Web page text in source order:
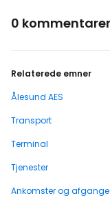
0 kommentarer
Relaterede emner
Ålesund AES
Transport
Terminal
Tjenester
Ankomster og afgange